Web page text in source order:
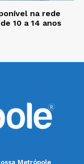
na rede
10 a 14 anos
Metrópole